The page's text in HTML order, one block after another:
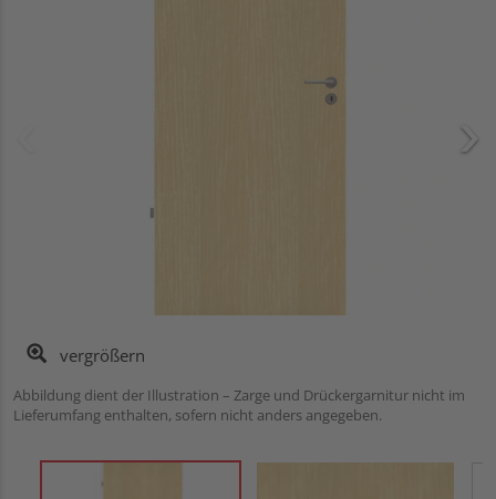
vergrößern
Abbildung dient der Illustration – Zarge und Drückergarnitur nicht im
Lieferumfang enthalten, sofern nicht anders angegeben.